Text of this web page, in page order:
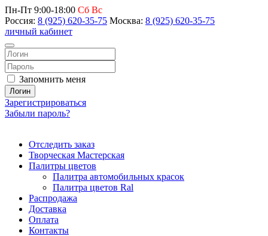
Пн-Пт 9:00-18:00 Сб Вс
Россия: 8 (925) 620-35-75 Москва: 8 (925) 620-35-75
личный кабинет
Запомнить меня
Логин
Зарегистрироваться
Забыли пароль?
Отследить заказ
Творческая Мастерская
Палитры цветов
Палитра автомобильных красок
Палитра цветов Ral
Распродажа
Доставка
Оплата
Контакты